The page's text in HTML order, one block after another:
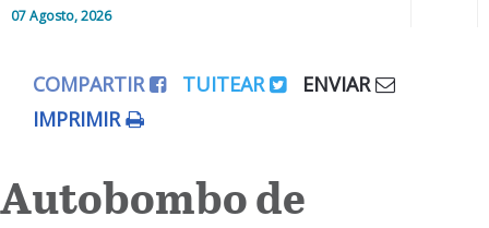
07 Agosto, 2026
Editorial
Colaboradores
COMPARTIR TUITEAR
ENVIAR
IMPRIMIR
Autobombo de